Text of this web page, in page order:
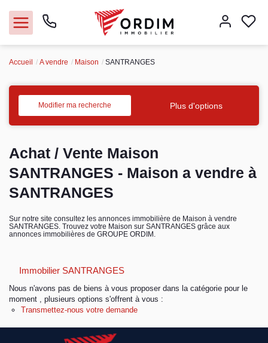
Acheter
Vendre
Immobilier pro
Faire gérer
Syndic
Espace client
Accueil A vendre Maison SANTRANGES
Modifier ma recherche Plus d'options
Achat / Vente Maison
SANTRANGES - Maison a vendre à
SANTRANGES
Sur notre site consultez les annonces immobilière de Maison à vendre
SANTRANGES. Trouvez votre Maison sur SANTRANGES grâce aux
annonces immobilières de GROUPE ORDIM.
Immobilier SANTRANGES
Nous n'avons pas de biens à vous proposer dans la catégorie pour le
moment , plusieurs options s'offrent à vous :
Transmettez-nous votre demande